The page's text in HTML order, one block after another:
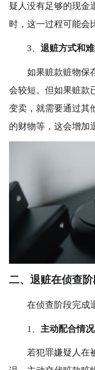
疑人没有足够的现金
时，这一过程可能会
3、 退赃方式和
如果赃款赃物保
会较短。但如果赃款
变卖，就需要通过其
的财物等，这会增加
二、退赃在侦查
在侦查阶段完成
1、 主动配合情况
若犯罪嫌疑人在